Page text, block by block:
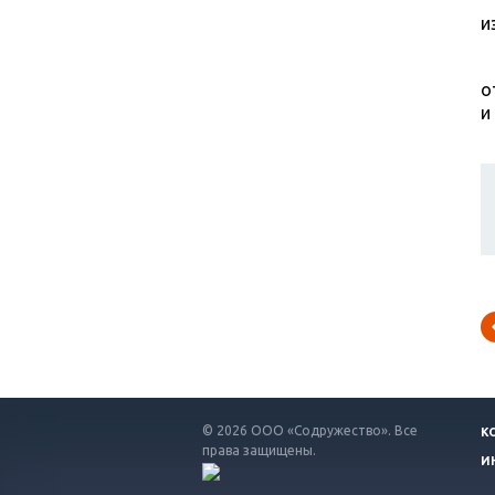
и
© 2026 ООО «Содружество». Все
права защищены.